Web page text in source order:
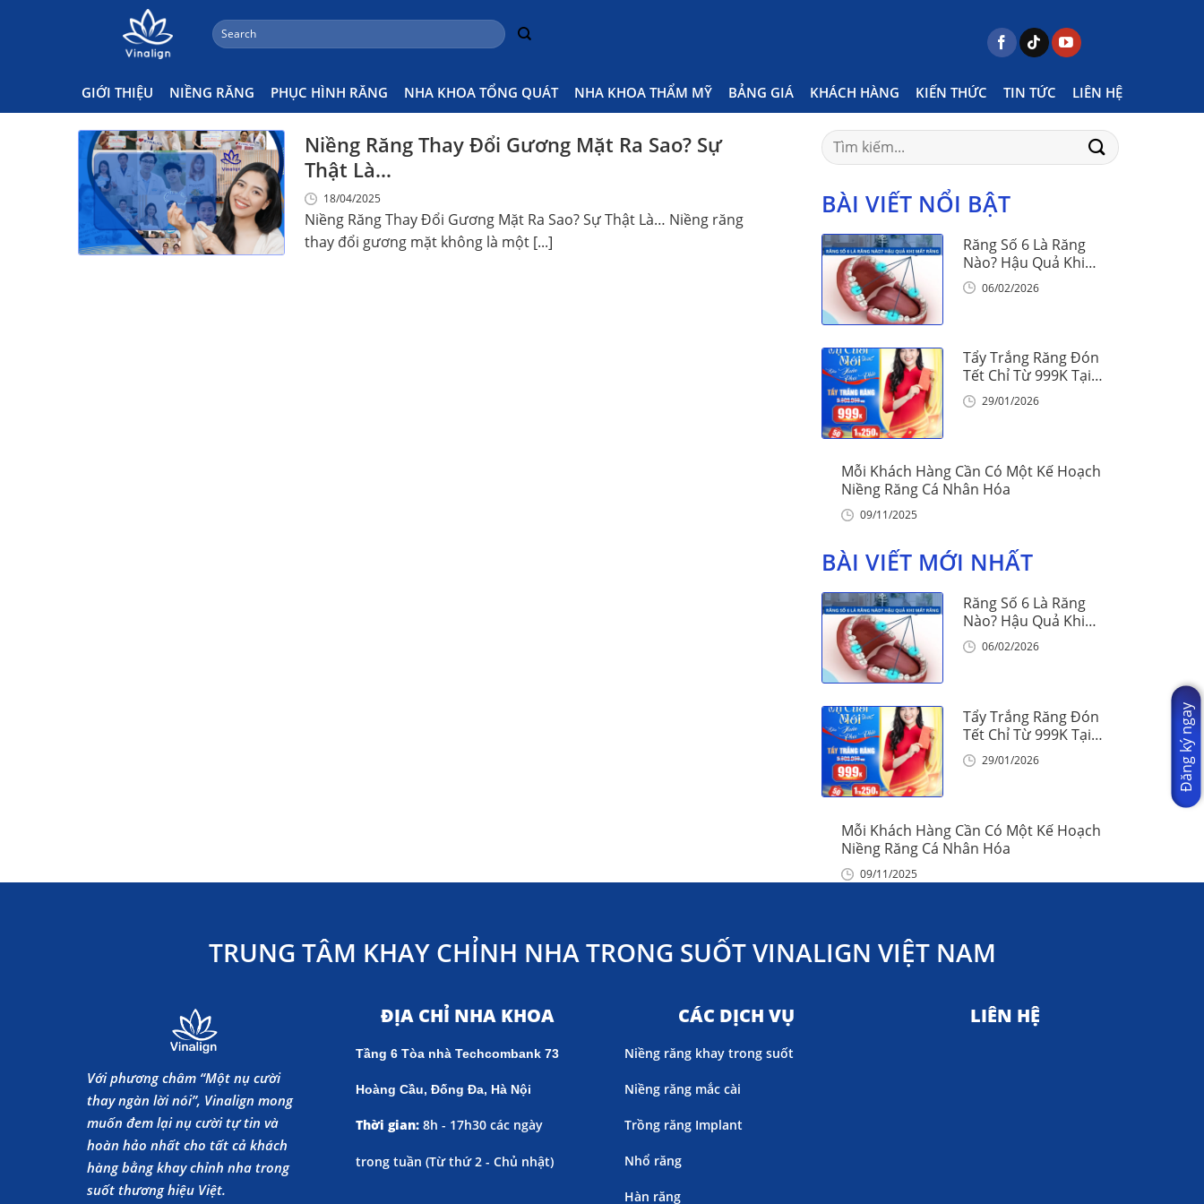
Search
for:
GIỚI THIỆU NIỀNG RĂNG PHỤC HÌNH RĂNG NHA KHOA TỔNG QUÁT NHA KHOA THẨM MỸ BẢNG GIÁ KHÁCH HÀNG KIẾN THỨC TIN TỨC LIÊN HỆ
Niềng Răng Có Hết Cằm Thụt Posts tagged "niềng răng có hết cằm thụt"
Niềng Răng Thay Đổi Gương Mặt Ra Sao? Sự
Thật Là…
18/04/2025
Niềng Răng Thay Đổi Gương Mặt Ra Sao? Sự Thật Là… Niềng răng
thay đổi gương mặt không là một [...]
Search
for:
BÀI VIẾT NỔI BẬT
Răng Số 6 Là Răng
Nào? Hậu Quả Khi
Mất Răng Số 6
06/02/2026
Tẩy Trắng Răng Đón
Tết Chỉ Từ 999K Tại
Nha Khoa Vinalign
29/01/2026
Mỗi Khách Hàng Cần Có Một Kế Hoạch
Niềng Răng Cá Nhân Hóa
09/11/2025
BÀI VIẾT MỚI NHẤT
Răng Số 6 Là Răng
Nào? Hậu Quả Khi
Mất Răng Số 6
06/02/2026
Tẩy Trắng Răng Đón
Tết Chỉ Từ 999K Tại
Nha Khoa Vinalign
29/01/2026
Mỗi Khách Hàng Cần Có Một Kế Hoạch
Niềng Răng Cá Nhân Hóa
09/11/2025
TRUNG TÂM KHAY CHỈNH NHA TRONG SUỐT VINALIGN VIỆT NAM
Với phương châm “Một nụ cười
thay ngàn lời nói”, Vinalign mong
muốn đem lại nụ cười tự tin và
hoàn hảo nhất cho tất cả khách
hàng bằng khay chỉnh nha trong
suốt thương hiệu Việt.
ĐỊA CHỈ NHA KHOA
Tầng 6 Tòa nhà Techcombank 73
Hoàng Cầu, Đống Đa, Hà Nội
Thời gian: 8h - 17h30 các ngày
trong tuần (Từ thứ 2 - Chủ nhật)
CÁC DỊCH VỤ
Niềng răng khay trong suốt
Niềng răng mắc cài
Trồng răng Implant
Nhổ răng
Hàn răng
LIÊN HỆ
Đăng ký ngay